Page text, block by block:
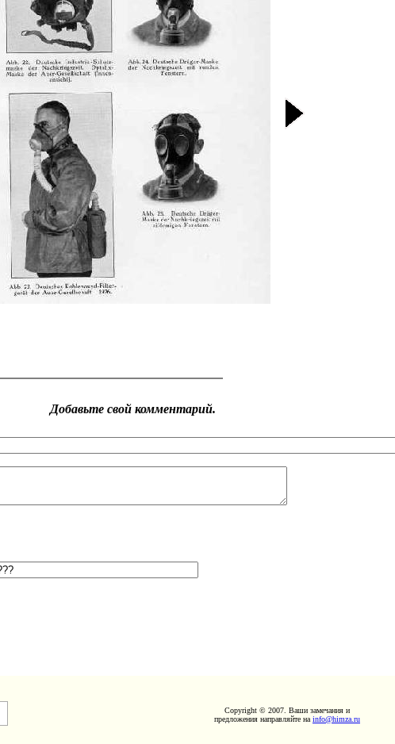
Добавьте свой комментарий.
Copyright © 2007. Ваши замечания и
предложения направляйте на info@himza.ru